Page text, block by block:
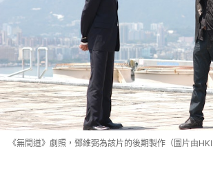
《無間道》劇照，鄧維弼為該片的後期製作（圖片由